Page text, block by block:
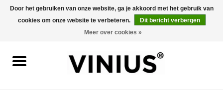
0 Artikelen - €0,00
Door het gebruiken van onze website, ga je akkoord met het gebruik van
cookies om onze website te verbeteren.
Dit bericht verbergen
Meer over cookies »